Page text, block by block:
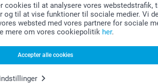
cookies til at analysere vores webstedstrafik,
og til at vise funktioner til sociale medier. Vi
websted med vores partnere for sociale
mere om vores cookiepolitik her.
Accepter alle cookies